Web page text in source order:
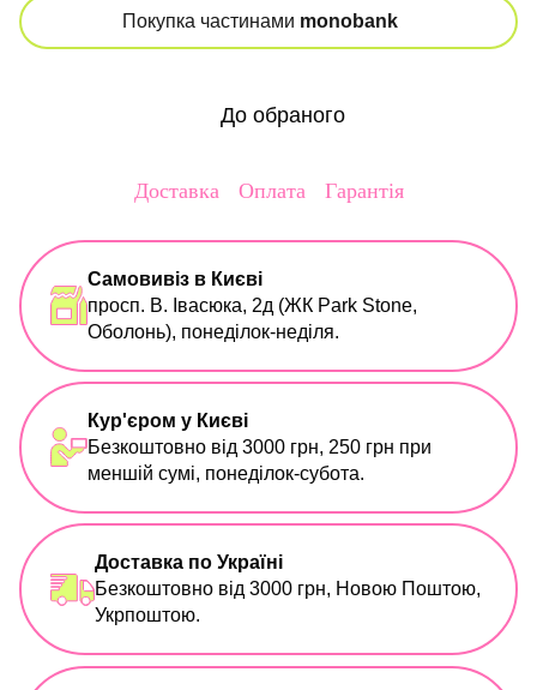
Покупка частинами monobank
До обраного
Доставка Оплата Гарантія
Самовивіз в Києві
просп. В. Івасюка, 2д (ЖК Park Stone,
Оболонь), понеділок-неділя.
Кур'єром у Києві
Безкоштовно від 3000 грн, 250 грн при
меншій сумі, понеділок-субота.
Доставка по Україні
Безкоштовно від 3000 грн, Новою Поштою,
Укрпоштою.